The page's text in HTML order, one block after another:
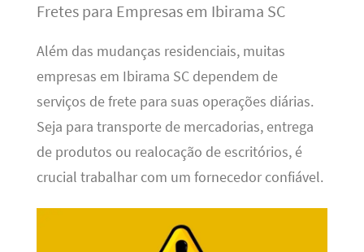
Fretes para Empresas em Ibirama SC
Além das mudanças residenciais, muitas
empresas em Ibirama SC dependem de
serviços de frete para suas operações diárias.
Seja para transporte de mercadorias, entrega
de produtos ou realocação de escritórios, é
crucial trabalhar com um fornecedor confiável.